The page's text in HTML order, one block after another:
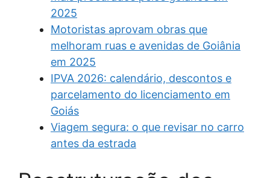
2025
Motoristas aprovam obras que
melhoram ruas e avenidas de Goiânia
em 2025
IPVA 2026: calendário, descontos e
parcelamento do licenciamento em
Goiás
Viagem segura: o que revisar no carro
antes da estrada